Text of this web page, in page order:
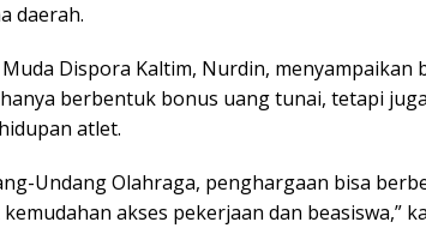
daerah.
Dispora Kaltim, Nurdin, menyampaikan
berbentuk bonus uang tunai, tetapi
atlet.
Undang Olahraga, penghargaan bisa
akses pekerjaan dan beasiswa,”